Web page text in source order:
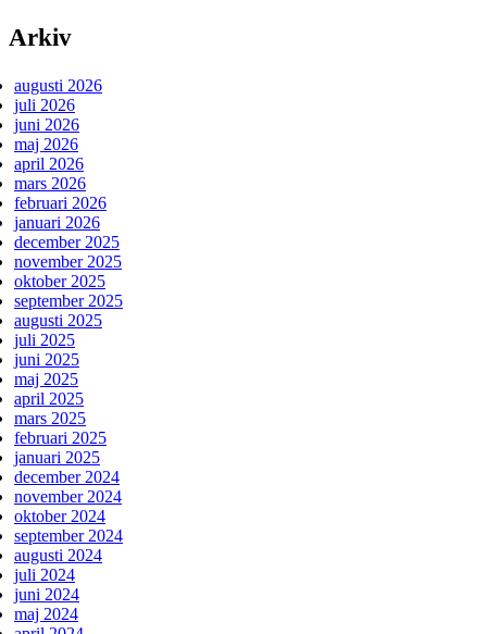
Arkiv
augusti 2026
juli 2026
juni 2026
maj 2026
april 2026
mars 2026
februari 2026
januari 2026
december 2025
november 2025
oktober 2025
september 2025
augusti 2025
juli 2025
juni 2025
maj 2025
april 2025
mars 2025
februari 2025
januari 2025
december 2024
november 2024
oktober 2024
september 2024
augusti 2024
juli 2024
juni 2024
maj 2024